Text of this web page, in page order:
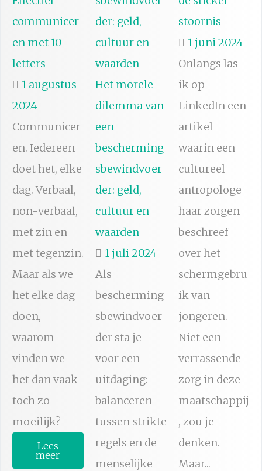
communicer
en met 10
letters
1 augustus
2024
Communicer
en. Iedereen
doet het, elke
dag. Verbaal,
non-verbaal,
met zin en
met tegenzin.
Maar als we
het elke dag
doen,
waarom
vinden we
het dan vaak
toch zo
moeilijk?
Lees
meer
Het morele
dilemma van
een
bescherming
sbewindvoer
der: geld,
cultuur en
waarden
1 juli 2024
Als
bescherming
sbewindvoer
der sta je
voor een
uitdaging:
balanceren
tussen strikte
regels en de
menselijke
stoornis
1 juni 2024
Onlangs las
ik op
LinkedIn een
artikel
waarin een
cultureel
antropologe
haar zorgen
beschreef
over het
schermgebru
ik van
jongeren.
Niet een
verrassende
zorg in deze
maatschappij
, zou je
denken.
Maar...